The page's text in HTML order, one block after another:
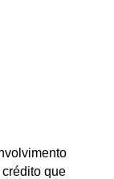
que